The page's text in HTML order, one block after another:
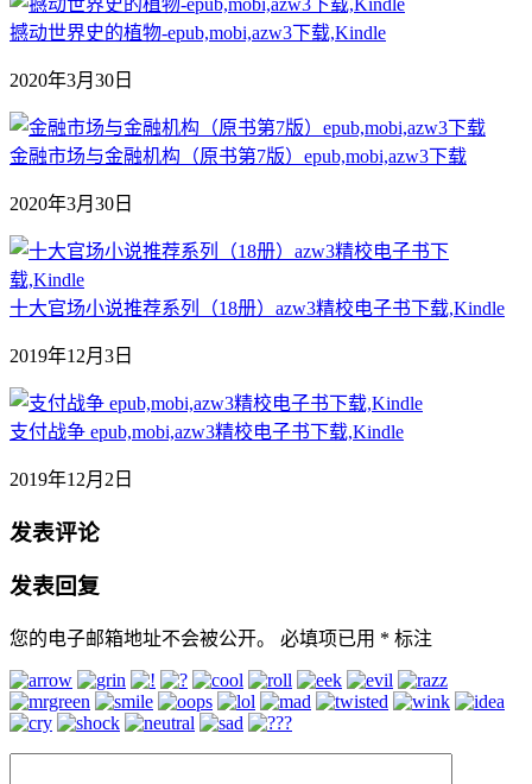
撼动世界史的植物-epub,mobi,azw3下载,Kindle
2020年3月30日
金融市场与金融机构（原书第7版）epub,mobi,azw3下载
2020年3月30日
十大官场小说推荐系列（18册）azw3精校电子书下载,Kindle
2019年12月3日
支付战争 epub,mobi,azw3精校电子书下载,Kindle
2019年12月2日
发表评论
发表回复
您的电子邮箱地址不会被公开。 必填项已用 * 标注